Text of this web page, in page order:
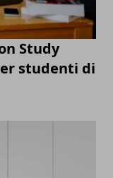
Study
studenti di